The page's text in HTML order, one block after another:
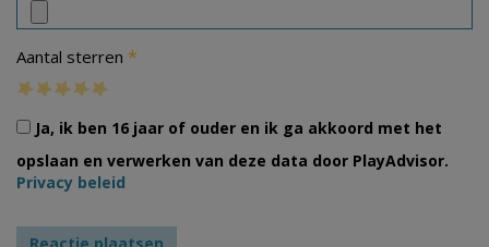
Aantal sterren *
Ja, ik ben 16 jaar of ouder en ik ga akkoord met het
opslaan en verwerken van deze data door PlayAdvisor.
Privacy beleid